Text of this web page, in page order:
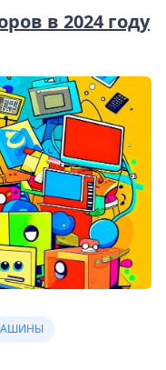
в 2024 году